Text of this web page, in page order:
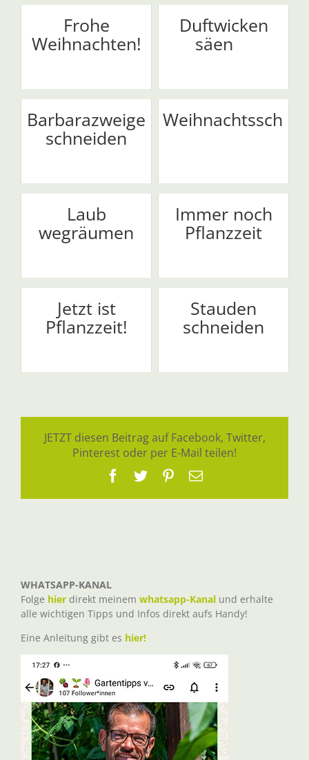
Frohe
Weihnachten!
Duftwicken
säen
Barbarazweige
schneiden
Laub
wegräumen
Immer noch
Pflanzzeit
Jetzt ist
Pflanzzeit!
Stauden
schneiden
JETZT diesen Beitrag auf Facebook, Twitter,
Pinterest oder per E-Mail teilen!
Facebook
TwitterPinterest
E-
WHATSAPP-KANAL
Folge hier direkt meinem whatsapp-Kanal und erhalte
alle wichtigen Tipps und Infos direkt aufs Handy!
Eine Anleitung gibt es hier!